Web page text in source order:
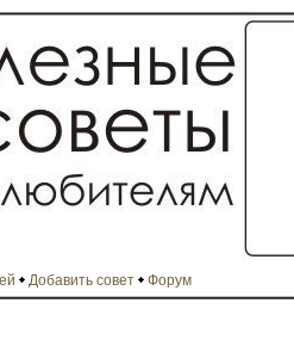
Добавить совет Форум